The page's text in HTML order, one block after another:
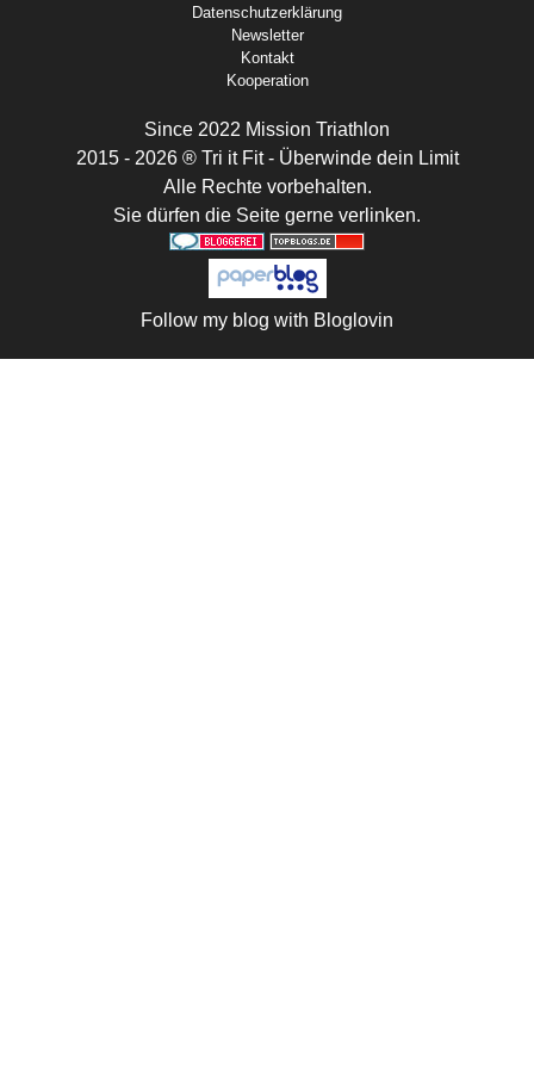
Datenschutzerklärung
Newsletter
Kontakt
Kooperation
Since 2022 Mission Triathlon
2015 - 2026 ® Tri it Fit - Überwinde dein Limit
Alle Rechte vorbehalten.
Sie dürfen die Seite gerne verlinken.
Follow my blog with Bloglovin